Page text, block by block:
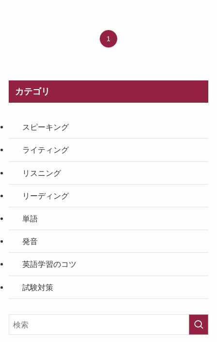
1
カテゴリ
スピーキング
ライティング
リスニング
リーディング
単語
発音
英語学習のコツ
試験対策